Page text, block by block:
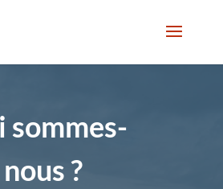
sommes-
nous ?